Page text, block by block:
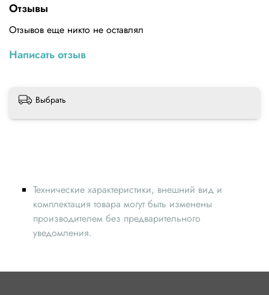
Отзывы
Отзывов еще никто не оставлял
Написать отзыв
Выбрать
Технические характеристики, внешний вид и
комплектация товара могут быть изменены
производителем без предварительного
уведомления.